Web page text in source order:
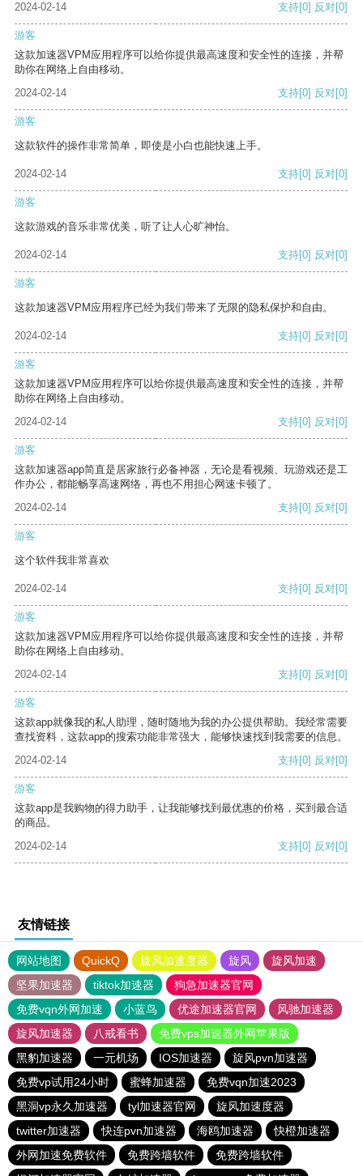
2024-02-14
支持[0] 反对[0]
游客
这款加速器VPM应用程序可以给你提供最高速度和安全性的连接，并帮
助你在网络上自由移动。
2024-02-14
支持[0] 反对[0]
游客
这款软件的操作非常简单，即使是小白也能快速上手。
2024-02-14 支持[0] 反对[0]
游客
这款游戏的音乐非常优美，听了让人心旷神怡。
2024-02-14 支持[0] 反对[0]
游客
这款加速器VPM应用程序已经为我们带来了无限的隐私保护和自由。
2024-02-14 支持[0] 反对[0]
游客
这款加速器VPM应用程序可以给你提供最高速度和安全性的连接，并帮
助你在网络上自由移动。
2024-02-14
支持[0] 反对[0]
游客
这款加速器app简直是居家旅行必备神器，无论是看视频、玩游戏还是工
作办公，都能畅享高速网络，再也不用担心网速卡顿了。
2024-02-14
支持[0] 反对[0]
游客
这个软件我非常喜欢
2024-02-14 支持[0] 反对[0]
游客
这款加速器VPM应用程序可以给你提供最高速度和安全性的连接，并帮
助你在网络上自由移动。
2024-02-14
支持[0] 反对[0]
游客
这款app就像我的私人助理，随时随地为我的办公提供帮助。我经常需要
查找资料，这款app的搜索功能非常强大，能够快速找到我需要的信息。
2024-02-14
支持[0] 反对[0]
游客
这款app是我购物的得力助手，让我能够找到最优惠的价格，买到最合适
的商品。
2024-02-14
支持[0] 反对[0]
友情链接
网站地图 QuickQ 旋风加速度器 旋风
旋风加速
坚果加速器
tiktok加速器
狗急加速器官网
免费vqn外网加速
小蓝鸟 优途加速器官网
风驰加速器
旋风加速器
八戒看书
免费vps加速器外网苹果版
黑豹加速器
一元机场 IOS加速器
旋风pvn加速器
免费vp试用24小时
蜜蜂加速器
免费vqn加速2023
黑洞vp永久加速器
tyl加速器官网
旋风加速度器
twitter加速器
快连pvn加速器 海鸥加速器
快橙加速器
外网加速免费软件
免费跨墙软件
免费跨墙软件